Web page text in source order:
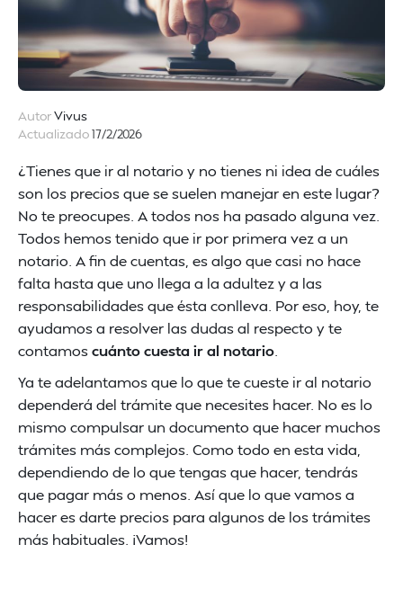
AutorVivus
Actualizado17/2/2026
¿Tienes que ir al notario y no tienes ni idea de cuáles
son los precios que se suelen manejar en este lugar?
No te preocupes. A todos nos ha pasado alguna vez.
Todos hemos tenido que ir por primera vez a un
notario. A fin de cuentas, es algo que casi no hace
falta hasta que uno llega a la adultez y a las
responsabilidades que ésta conlleva. Por eso, hoy, te
ayudamos a resolver las dudas al respecto y te
contamoscuánto cuesta ir al notario.
Ya te adelantamos que lo que te cueste ir al notario
dependerá del trámite que necesites hacer. No es lo
mismo compulsar un documento que hacer muchos
trámites más complejos. Como todo en esta vida,
dependiendo de lo que tengas que hacer, tendrás
que pagar más o menos. Así que lo que vamos a
hacer es darte precios para algunos de los trámites
más habituales. ¡Vamos!